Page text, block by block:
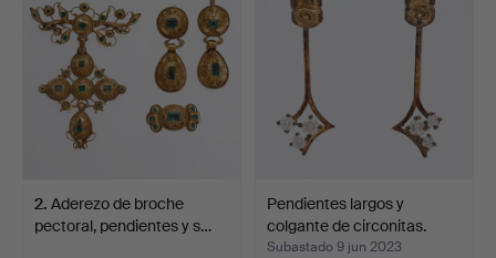
2. Aderezo de broche
pectoral, pendientes y s…
Pendientes largos y
colgante de circonitas.
Subastado 9 jun 2023